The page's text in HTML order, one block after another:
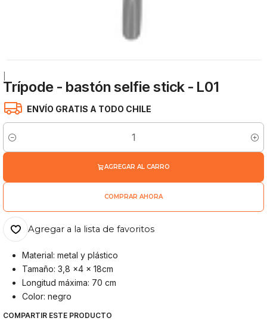
Trípode - bastón selfie stick - L01
ENVÍO GRATIS A TODO CHILE
Cantidad
AGREGAR AL CARRO
COMPRAR AHORA
Agregar a la lista de favoritos
Material: metal y plástico
Tamaño: 3,8 x4 x 18cm
Longitud máxima: 70 cm
Color: negro
COMPARTIR ESTE PRODUCTO